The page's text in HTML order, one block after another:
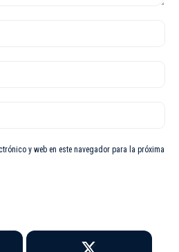
y web en este navegador para la próxima